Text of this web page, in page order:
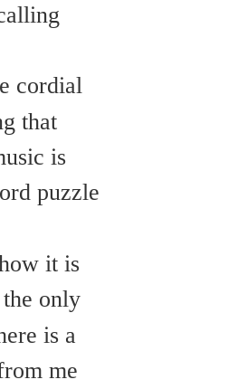
cordial
that
is
puzzle
it is
only
is a
me